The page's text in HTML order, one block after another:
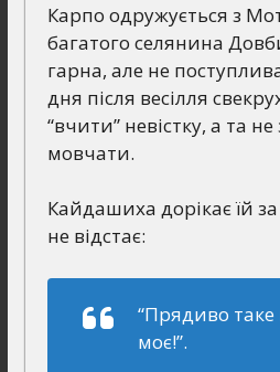
Карпо одружується з
багатого селянина
гарна, але не
дня після весілля
“вчити” невістку, а та
мовчати.
Кайдашиха дорікає їй
не відстає:
“Прядиво таке
моє!”.